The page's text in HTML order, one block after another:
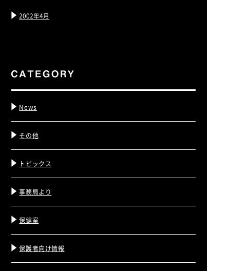
2002年4月
News
その他
トピックス
事務局より
保健室
保護者向け情報